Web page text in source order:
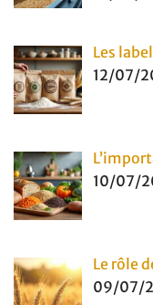
Les
12/07/
10/07/
Le rôle
09/07/